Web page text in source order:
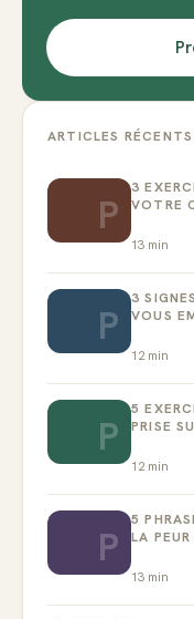
ARTICLES RÉCENTS
P
3
VOTRE
13 min
P
3
VOUS
12 min
P
5
PRISE
12 min
P
5
LA PEUR
13 min